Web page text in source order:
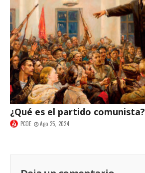
¿Qué es el partido comunista?
PCOE Ago 25, 2024